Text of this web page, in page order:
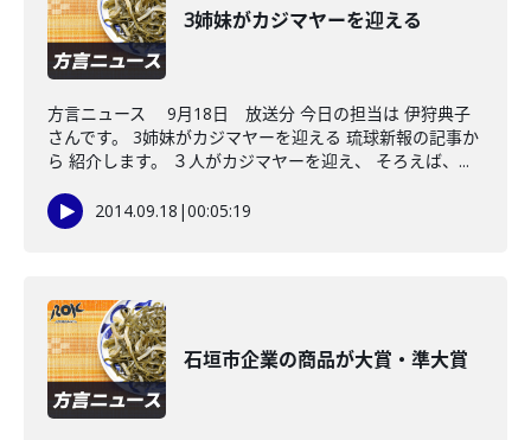
3姉妹がカジマヤーを迎える
方言ニュース 9月18日 放送分 今日の担当は 伊狩典子
さんです。 3姉妹がカジマヤーを迎える 琉球新報の記事か
ら 紹介します。 ３人がカジマヤーを迎え、 そろえば、...
2014.09.18 |00:05:19
石垣市企業の商品が大賞・準大賞